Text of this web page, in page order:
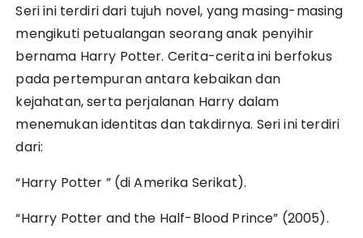
Seri ini terdiri dari tujuh novel, yang masing-masing
mengikuti petualangan seorang anak penyihir
bernama Harry Potter. Cerita-cerita ini berfokus
pada pertempuran antara kebaikan dan
kejahatan, serta perjalanan Harry dalam
menemukan identitas dan takdirnya. Seri ini terdiri
dari:
“Harry Potter ” (di Amerika Serikat).
“Harry Potter and the Half-Blood Prince” (2005).